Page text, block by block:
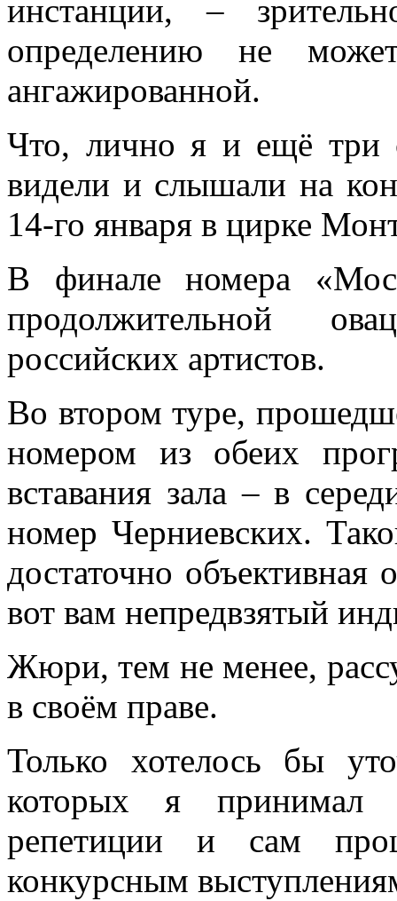
инстанции, –
определению не
ангажированной.
Что, лично я и ещё три
видели и слышали на
14-го января в цирке
В финале номера
продолжительной
российских артистов.
Во втором туре,
номером из обеих
вставания зала – в
номер Черниевских.
достаточно объективная
вот вам непредвзятый
Жюри, тем не менее,
в своём праве.
Только хотелось бы
которых я принимал
репетиции и сам
конкурсным